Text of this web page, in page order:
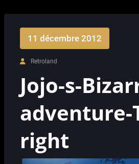
11 décembre 2012
Retroland
Jojo-s-
adventure-
right